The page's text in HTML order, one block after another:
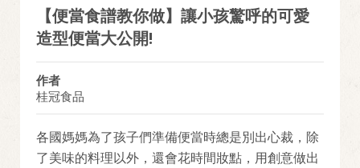
【便當食譜教你做】讓小孩驚呼的可愛
造型便當大公開!
作者
桂冠食品
各國媽媽為了孩子們準備便當時總是別出心裁，除
了美味的料理以外，還會花時間妝點，用創意做出